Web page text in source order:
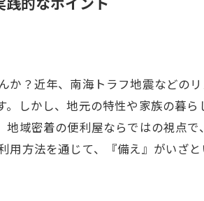
？近年、南海トラフ地震などの
しかし、地元の特性や家族の暮
域密着の便利屋ならではの視点
方法を通じて、『備え』がいざ